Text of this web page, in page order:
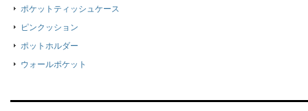
ポケットティッシュケース
ピンクッション
ポットホルダー
ウォールポケット